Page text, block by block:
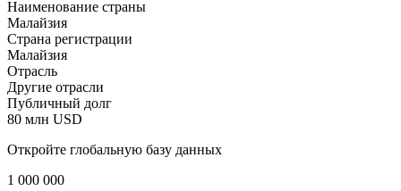
Наименование страны
Малайзия
Страна регистрации
Малайзия
Отрасль
Другие отрасли
Публичный долг
80 млн USD
Откройте глобальную базу данных
1 000 000